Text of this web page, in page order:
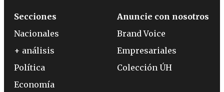
Secciones
Nacionales
+ análisis
Política
Economía
Anuncie con nosotros
Brand Voice
Empresariales
Colección ÚH